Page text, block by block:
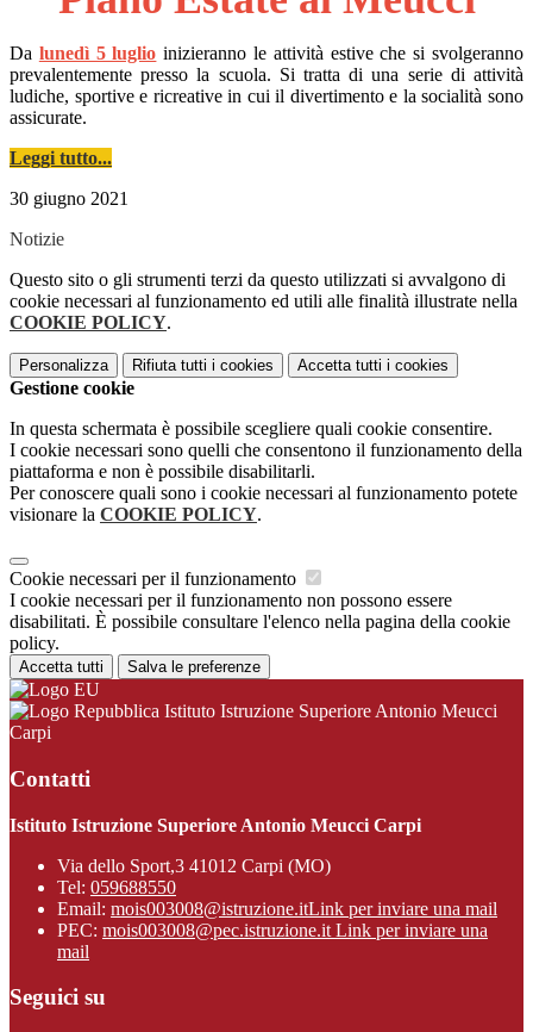
Da lunedì 5 luglio inizieranno le attività estive che si svolgeranno
prevalentemente presso la scuola. Si tratta di una serie di attività
ludiche, sportive e ricreative in cui il divertimento e la socialità sono
assicurate.
Leggi tutto...
30 giugno 2021
Notizie
Questo sito o gli strumenti terzi da questo utilizzati si avvalgono di
cookie necessari al funzionamento ed utili alle finalità illustrate nella
COOKIE POLICY.
Personalizza Rifiuta tutti i cookies Accetta tutti i cookies
Gestione cookie
In questa schermata è possibile scegliere quali cookie consentire.
I cookie necessari sono quelli che consentono il funzionamento della
piattaforma e non è possibile disabilitarli.
Per conoscere quali sono i cookie necessari al funzionamento potete
visionare la COOKIE POLICY.
Cookie necessari per il funzionamento
I cookie necessari per il funzionamento non possono essere
disabilitati. È possibile consultare l'elenco nella pagina della cookie
policy.
Accetta tutti Salva le preferenze
Istituto Istruzione Superiore Antonio Meucci
Carpi
Contatti
Istituto Istruzione Superiore Antonio Meucci Carpi
Via dello Sport,3 41012 Carpi (MO)
Tel: 059688550
Email: mois003008@istruzione.itLink per inviare una mail
PEC: mois003008@pec.istruzione.it Link per inviare una
mail
Seguici su